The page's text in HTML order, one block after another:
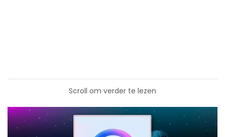
Scroll om verder te lezen